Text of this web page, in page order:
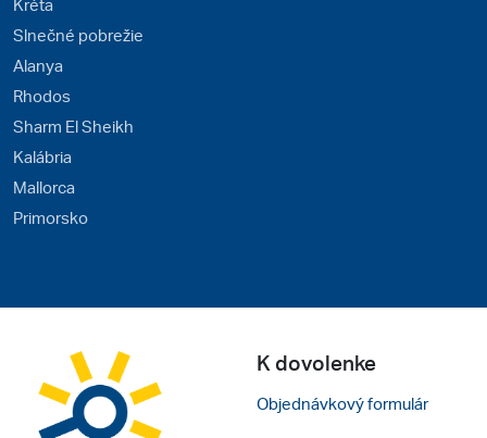
Slnečné pobrežie
Alanya
Rhodos
Sharm El Sheikh
Kalábria
Mallorca
Primorsko
K dovolenke
Objednávkový formulár